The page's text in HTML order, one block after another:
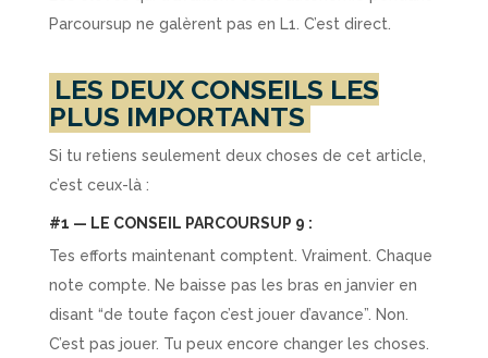
Parcoursup ne galèrent pas en L1. C’est direct.
LES DEUX CONSEILS LES
PLUS IMPORTANTS
Si tu retiens seulement deux choses de cet article,
c’est ceux-là :
#1 — LE CONSEIL PARCOURSUP 9 :
Tes efforts maintenant comptent. Vraiment. Chaque
note compte. Ne baisse pas les bras en janvier en
disant “de toute façon c’est jouer d’avance”. Non.
C’est pas jouer. Tu peux encore changer les choses.